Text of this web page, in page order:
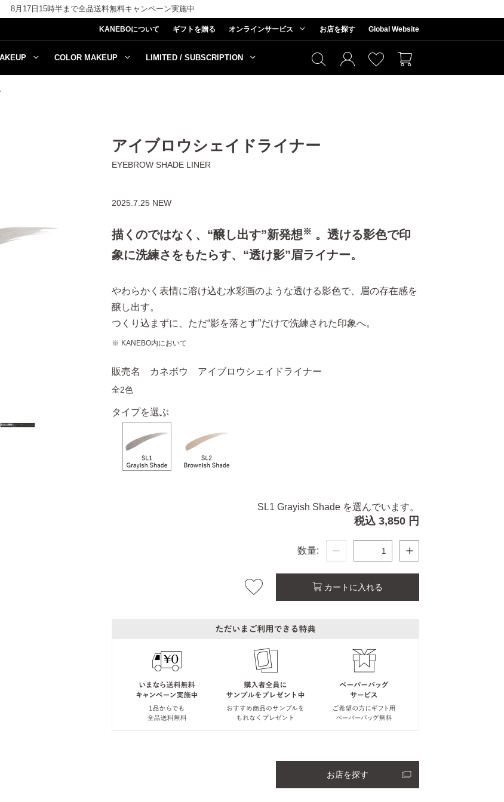
8月17日15時半まで全品送料無料キャンペーン実施中
KANEBOについて ギフトを贈る オンラインサービス お店を探す Global Website
COLOR MAKEUP LIMITED / SUBSCRIPTION
アイブロウシェイドライナー
EYEBROW SHADE LINER
2025.7.25 NEW
描くのではなく、“醸し出す”新発想※ 。透ける影色で印
象に洗練さをもたらす、“透け影”眉ライナー。
やわらかく表情に溶け込む水彩画のような透ける影色で、眉の存在感を
醸し出す。
つくり込まずに、ただ“影を落とす”だけで洗練された印象へ。
KANEBO内において
販売名 カネボウ アイブロウシェイドライナー
全2色
タイプを選ぶ
SL1 Grayish Shade を選んでいます。
税込 3,850 円
数量:
カートに入れる
お店を探す